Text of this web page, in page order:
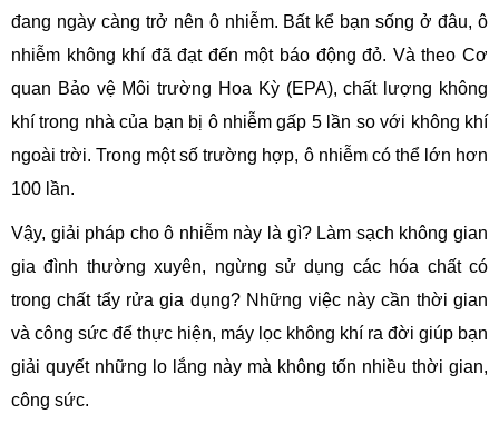
đang ngày càng trở nên ô nhiễm. Bất kể bạn sống ở đâu, ô
nhiễm không khí đã đạt đến một báo động đỏ. Và theo Cơ
quan Bảo vệ Môi trường Hoa Kỳ (EPA), chất lượng không
khí trong nhà của bạn bị ô nhiễm gấp 5 lần so với không khí
ngoài trời. Trong một số trường hợp, ô nhiễm có thể lớn hơn
100 lần.
Vậy, giải pháp cho ô nhiễm này là gì? Làm sạch không gian
gia đình thường xuyên, ngừng sử dụng các hóa chất có
trong chất tẩy rửa gia dụng? Những việc này cần thời gian
và công sức để thực hiện, máy lọc không khí ra đời giúp bạn
giải quyết những lo lắng này mà không tốn nhiều thời gian,
công sức.